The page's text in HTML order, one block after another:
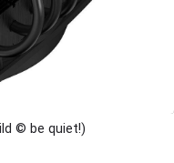
© be quiet!)